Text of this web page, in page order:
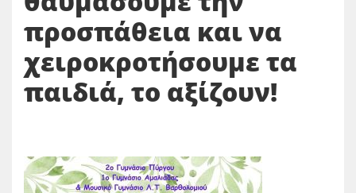
προσπάθεια και να
χειροκροτήσουμε τα
παιδιά, το αξίζουν!